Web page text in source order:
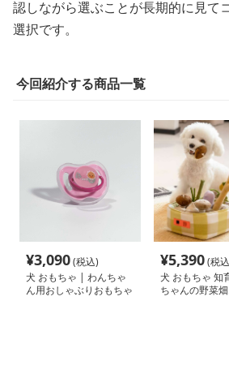
認しながら選ぶことが長期的に見て
選択です。
今回紹介する商品一覧
¥3,090(税込)
犬 おもちゃ | わんちゃ
ん用おしゃぶりおもちゃ
¥5,390(税
犬 おもちゃ 知
ちゃんの野菜